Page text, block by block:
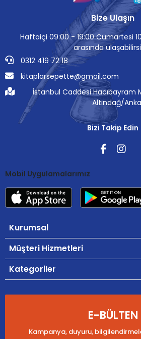
Bize Ulaşın
Haftaiçi 09:00 - 19:00 Cumartesi
arasında
0312 419 72 18
kitaplarsepette@gmail.com
İstanbul Caddesi Hacıbayram
Altındağ/
Bizi Takip Edin
Mobil Uygulamalarımız
Kurumsal
Müşteri Hizmetleri
Kategoriler
E-BÜLTEN
Kampanya, duyuru,